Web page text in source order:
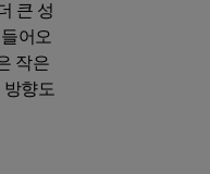
큰 성
어오
작은
향도